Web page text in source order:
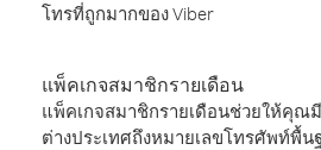
โทรที่ถูกมากของ Viber
แพ็คเกจสมาชิกรายเดือน
แพ็คเกจสมาชิกรายเดือนช่วยให้คุณ
ต่างประเทศถึงหมายเลขโทรศัพท์พื้